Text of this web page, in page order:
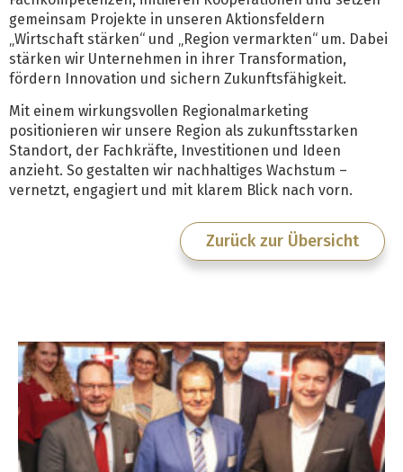
gemeinsam Projekte in unseren Aktionsfeldern
„Wirtschaft stärken“ und „Region vermarkten“ um. Dabei
stärken wir Unternehmen in ihrer Transformation,
fördern Innovation und sichern Zukunftsfähigkeit.
Mit einem wirkungsvollen Regionalmarketing
positionieren wir unsere Region als zukunftsstarken
Standort, der Fachkräfte, Investitionen und Ideen
anzieht. So gestalten wir nachhaltiges Wachstum –
vernetzt, engagiert und mit klarem Blick nach vorn.
Zurück zur Übersicht